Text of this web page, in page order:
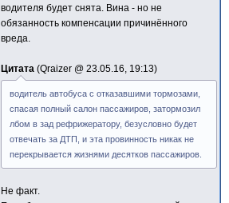
водителя будет снята. Вина - но не
обязанность компенсации причинённого
вреда.
Цитата Qraizer @ 23.05.16, 19:13
водитель автобуса с отказавшими тормозами,
спасая полный салон пассажиров, затормозил
лбом в зад рефрижератору, безусловно будет
отвечать за ДТП, и эта провинность никак не
перекрывается жизнями десятков пассажиров.
Не факт.